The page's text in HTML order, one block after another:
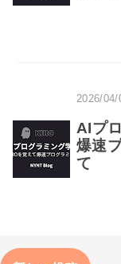
2026/04/
AIプ
爆速
て